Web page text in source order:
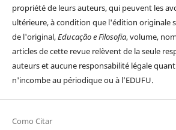
propriété de leurs auteurs, qui peuvent les
ultérieure, à condition que l'édition originale
de l'original,Educação e Filosofia, volume,
articles de cette revue relèvent de la seule
auteurs et aucune responsabilité légale
n'incombe au périodique ou à l’EDUFU.
Como Citar